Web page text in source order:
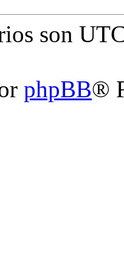
son
phpBB®